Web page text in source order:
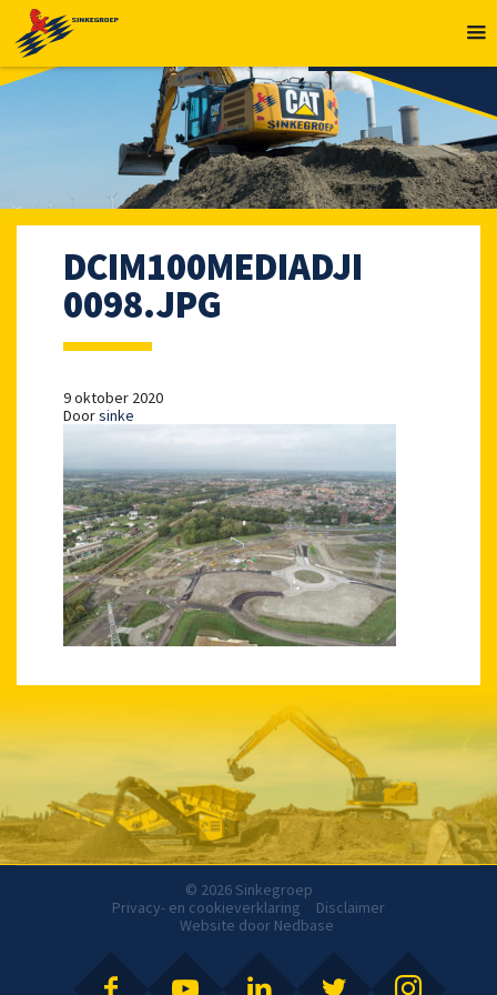
DCIM100MEDIADJI
0098.JPG
9 oktober 2020
Doorsinke
© 2026 Sinkegroep
Privacy- en cookieverklaring
Disclaimer
Website door Nedbase